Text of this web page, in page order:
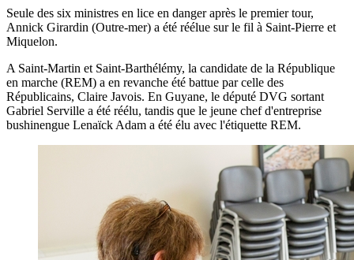
Seule des six ministres en lice en danger après le premier tour,
Annick Girardin (Outre-mer) a été réélue sur le fil à Saint-Pierre et
Miquelon.
A Saint-Martin et Saint-Barthélémy, la candidate de la République
en marche (REM) a en revanche été battue par celle des
Républicains, Claire Javois. En Guyane, le député DVG sortant
Gabriel Serville a été réélu, tandis que le jeune chef d'entreprise
bushinengue Lenaïck Adam a été élu avec l'étiquette REM.